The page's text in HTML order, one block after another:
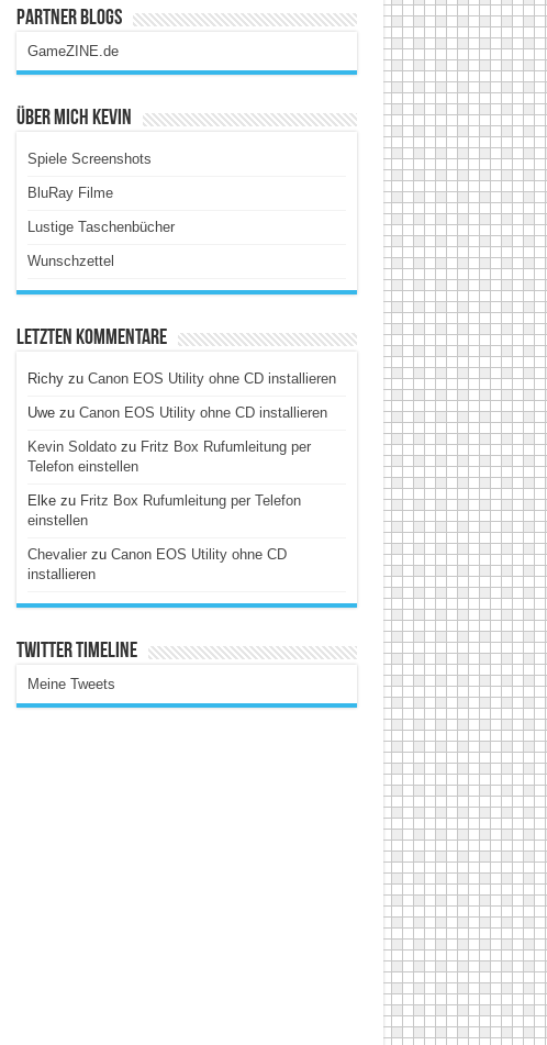
Partner Blogs
GameZINE.de
Über Mich Kevin
Spiele Screenshots
BluRay Filme
Lustige Taschenbücher
Wunschzettel
Letzten Kommentare
Richyzu Canon EOS Utility ohne CD installieren
Uwezu Canon EOS Utility ohne CD installieren
Kevin Soldatozu Fritz Box Rufumleitung per
Telefon einstellen
Elkezu Fritz Box Rufumleitung per Telefon
einstellen
Chevalierzu Canon EOS Utility ohne CD
installieren
Twitter Timeline
Meine Tweets